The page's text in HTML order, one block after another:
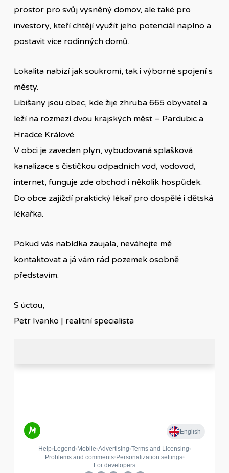
prostor pro svůj vysněný domov, ale také pro
investory, kteří chtějí využít jeho potenciál naplno a
postavit více rodinných domů.
Lokalita nabízí jak soukromí, tak i výborné spojení s
městy.
Libišany jsou obec, kde žije zhruba 665 obyvatel a
leží na rozmezí dvou krajských měst – Pardubic a
Hradce Králové.
V obci je zaveden plyn, vybudovaná splašková
kanalizace s čističkou odpadních vod, vodovod,
internet, funguje zde obchod i několik hospůdek.
Do obce zajíždí praktický lékař pro dospělé i dětská
lékařka.
Pokud vás nabídka zaujala, neváhejte mě
kontaktovat a já vám rád pozemek osobně
představím.
S úctou,
Petr Ivanko | realitní specialista